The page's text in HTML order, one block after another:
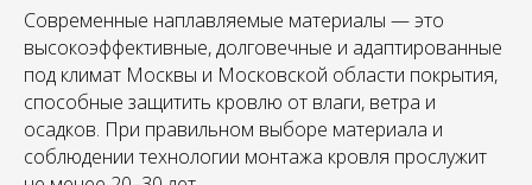
Современные наплавляемые материалы — это
высокоэффективные, долговечные и адаптированные
под климат Москвы и Московской области покрытия,
способные защитить кровлю от влаги, ветра и
осадков. При правильном выборе материала и
соблюдении технологии монтажа кровля прослужит